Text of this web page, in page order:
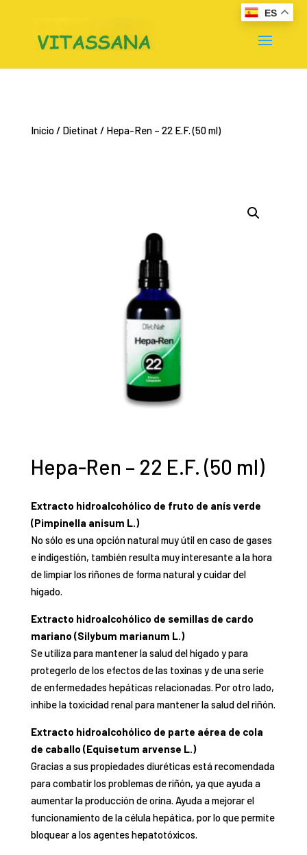
Inicio/ Dietinat / Hepa-Ren – 22 E.F. (50 ml)
Hepa-Ren – 22 E.F. (50 ml)
Extracto hidroalcohólico de fruto de anís verde
(Pimpinella anisum L.)
No sólo es una opción natural muy útil en caso de gases
e indigestión, también resulta muy interesante a la hora
de limpiar los riñones de forma natural y cuidar del
hígado.
Extracto hidroalcohólico de semillas de cardo
mariano (Silybum marianum L.)
Se utiliza para mantener la salud del hígado y para
protegerlo de los efectos de las toxinas y de una serie
de enfermedades hepáticas relacionadas. Por otro lado,
inhibe la toxicidad renal para mantener la salud del riñón.
Extracto hidroalcohólico de parte aérea de cola
de caballo (Equisetum arvense L.)
Gracias a sus propiedades diuréticas está recomendada
para combatir los problemas de riñón, ya que ayuda a
aumentar la producción de orina. Ayuda a mejorar el
funcionamiento de la célula hepática, por lo que permite
bloquear a los agentes hepatotóxicos.
ES